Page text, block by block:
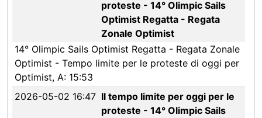
proteste - 14° Olimpic Sails
Optimist Regatta - Regata
Zonale Optimist
14° Olimpic Sails Optimist Regatta - Regata Zonale
Optimist - Tempo limite per le proteste di oggi per
Optimist, A: 15:53
2026-05-02 16:47 Il tempo limite per oggi per le
proteste - 14° Olimpic Sails